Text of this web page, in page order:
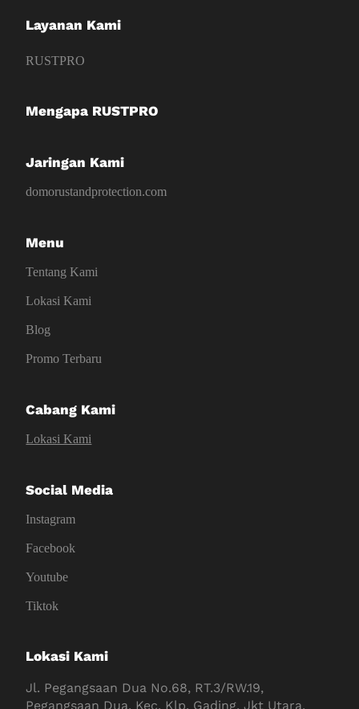
Layanan Kami
RUSTPRO
Mengapa RUSTPRO
Jaringan Kami
domorustandprotection.com
Menu
Tentang Kami
Lokasi Kami
Blog
Promo Terbaru
Cabang Kami
Lokasi Kami
Social Media
Instagram
Facebook
Youtube
Tiktok
Lokasi Kami
Jl. Pegangsaan Dua No.68, RT.3/RW.19,
Pegangsaan Dua, Kec. Klp. Gading, Jkt Utara,